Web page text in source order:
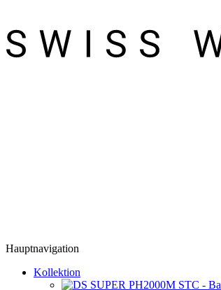
Hauptnavigation
Kollektion